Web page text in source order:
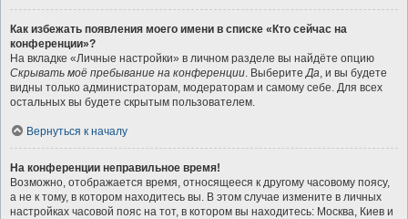
Как избежать появления моего имени в списке «Кто сейчас на
конференции»?
На вкладке «Личные настройки» в личном разделе вы найдёте опцию
Скрывать моё пребывание на конференции. ВыберитеДа, и вы будете
видны только администраторам, модераторам и самому себе. Для всех
остальных вы будете скрытым пользователем.
Вернуться к началу
На конференции неправильное время!
Возможно, отображается время, относящееся к другому часовому поясу,
а не к тому, в котором находитесь вы. В этом случае измените в личных
настройках часовой пояс на тот, в котором вы находитесь: Москва, Киев и